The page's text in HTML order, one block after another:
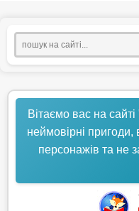
Вітаємо вас на
неймовірні пригоди,
персонажів та не